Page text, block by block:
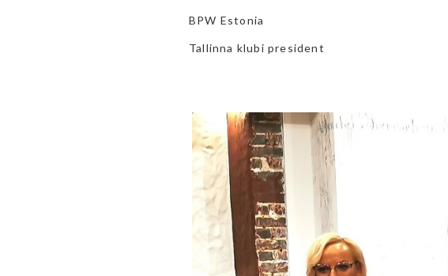
BPW Estonia
Tallinna klubi president